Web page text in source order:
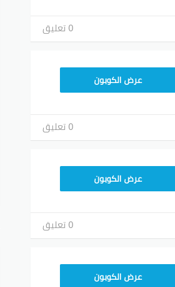
0 تعليق
F53EADB4
عرض الكوبون
0 تعليق
F53EADB4
عرض الكوبون
0 تعليق
F53EADB4
عرض الكوبون